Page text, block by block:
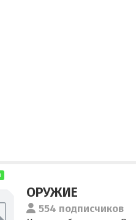
ОРУЖИЕ
554 подписчиков